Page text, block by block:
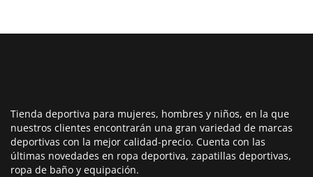
Tienda deportiva para mujeres, hombres y niños, en la que
nuestros clientes encontrarán una gran variedad de marcas
deportivas con la mejor calidad-precio. Cuenta con las
últimas novedades en ropa deportiva, zapatillas deportivas,
ropa de baño y equipación.